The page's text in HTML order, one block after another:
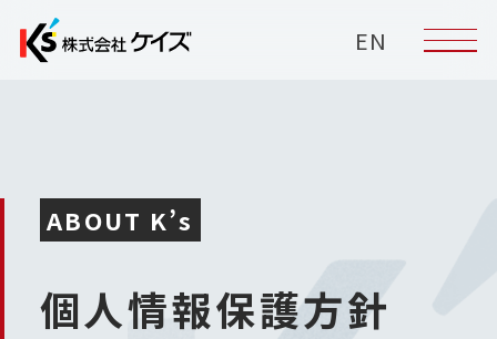
ABOUT K’s
個人情報保護方針
EN